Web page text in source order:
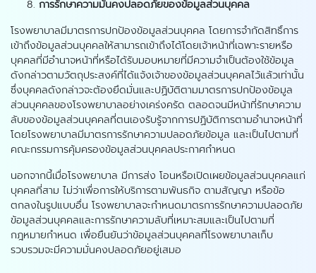
การรักษาความมั่นคงปลอดภัยของข้อมูลส่วนบุคคล
โรงพยาบาลมีมาตรการปกป้องข้อมูลส่วนบุคคล โดยการจำกัดสิทธิ์การ
เข้าถึงข้อมูลส่วนบุคคลให้สามารถเข้าถึงได้โดยเจ้าหน้าที่เฉพาะรายหรือ
บุคคลที่มีอำนาจหน้าที่หรือได้รับมอบหมายที่มีความจำเป็นต้องใช้ข้อมูล
ดังกล่าวตามวัตถุประสงค์ที่ได้แจ้งเจ้าของข้อมูลส่วนบุคคลไว้แล้วเท่านั้น
ซึ่งบุคคลดังกล่าวจะต้องยึดมั่นและปฏิบัติตามมาตรการปกป้องข้อมูล
ส่วนบุคคลของโรงพยาบาลอย่างเคร่งครัด ตลอดจนมีหน้าที่รักษาความ
ลับของข้อมูลส่วนบุคคลที่ตนเองรับรู้จากการปฏิบัติการตามอำนาจหน้าที่
โดยโรงพยาบาลมีมาตรการรักษาความปลอดภัยข้อมูล และเป็นไปตามที่
คณะกรรมการคุ้มครองข้อมูลส่วนบุคคลประกาศกำหนด
นอกจากนี้เมื่อโรงพยาบาล มีการส่ง โอนหรือเปิดเผยข้อมูลส่วนบุคคลแก่
บุคคลที่สาม ไม่ว่าเพื่อการให้บริการตามพันธกิจ ตามสัญญา หรือข้อ
ตกลงในรูปแบบอื่น โรงพยาบาลจะกำหนดมาตรการรักษาความปลอดภัย
ข้อมูลส่วนบุคคลและการรักษาความลับที่เหมาะสมและเป็นไปตามที่
กฎหมายกำหนด เพื่อยืนยันว่าข้อมูลส่วนบุคคลที่โรงพยาบาลเก็บ
รวบรวมจะมีความมั่นคงปลอดภัยอยู่เสมอ